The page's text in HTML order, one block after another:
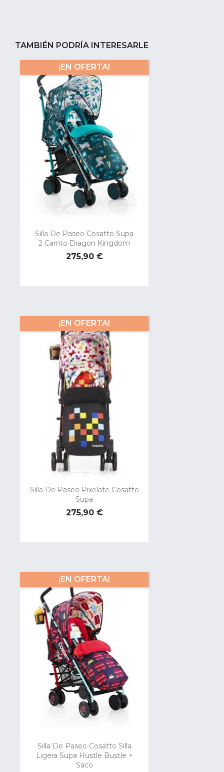
TAMBIÉN PODRÍA INTERESARLE
Silla De Paseo Cosatto Supa
2 Carrito Dragon Kingdom
Precio
275,90 €
¡EN OFERTA!
Silla De Paseo Pixelate Cosatto
Supa
Precio
275,90 €
¡EN OFERTA!
Silla De Paseo Cosatto Silla
Ligera Supa Hustle Bustle +
Saco
¡EN OFERTA!